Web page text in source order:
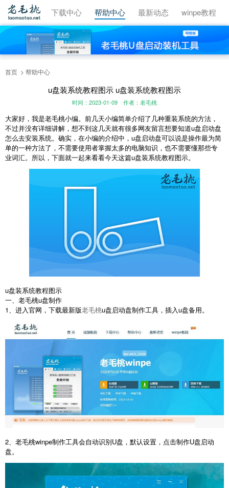
视频教程 下载中心 帮助中心 最新动态 winpe教程
首页 帮助中心
u盘装系统教程图示 u盘装系统教程图示
时间：2023-01-09 作者：老毛桃
大家好，我是老毛桃小编。前几天小编简单介绍了几种重装系统的方法，
不过并没有详细讲解，想不到这几天就有很多网友留言想要知道u盘启动盘
怎么去安装系统。确实，在小编的介绍中，u盘启动盘可以说是操作最为简
单的一种方法了，不需要使用者掌握太多的电脑知识，也不需要懂那些专
业词汇。所以，下面就一起来看看今天这篇u盘装系统教程图示。
u盘装系统教程图示
一、老毛桃u盘制作
1、进入官网，下载最新版老毛桃u盘启动盘制作工具，插入u盘备用。
2、老毛桃winpe制作工具会自动识别U盘，默认设置，点击制作U盘启动
盘。